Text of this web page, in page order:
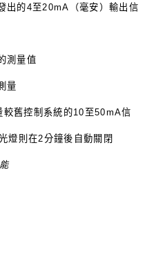
出的4至 20mA
（毫安）輸出信
測量值
量
較舊控制系統的10 至50mA信
燈則在2分鐘後自動關閉